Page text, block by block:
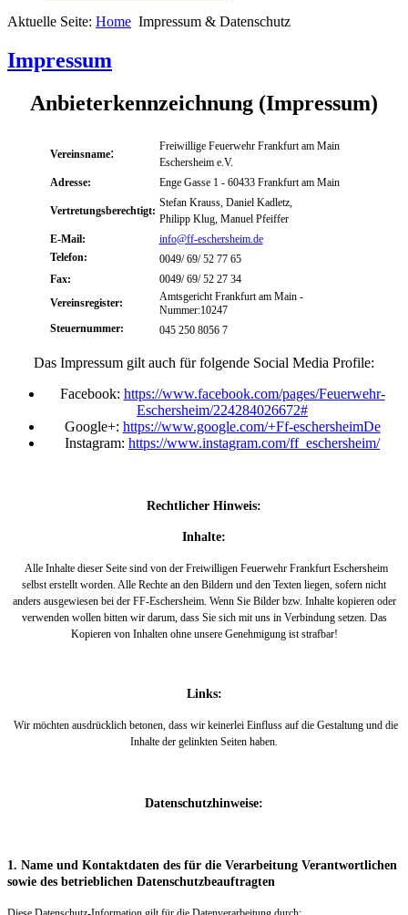
Aktuelle Seite: Home Impressum & Datenschutz
Impressum
Anbieterkennzeichnung (Impressum)
Vereinsname:
Freiwillige Feuerwehr Frankfurt am Main
Eschersheim e.V.
Adresse:
Enge Gasse 1 - 60433 Frankfurt am Main
Vertretungsberechtigt:
Stefan Krauss, Daniel Kadletz,
Philipp Klug, Manuel Pfeiffer
E-Mail:
info@ff-eschersheim.de
Telefon:
0049/ 69/ 52 77 65
Fax:
0049/ 69/ 52 27 34
Vereinsregister:
Amtsgericht Frankfurt am Main -
Nummer:10247
Steuernummer:
045 250 8056 7
Das Impressum gilt auch für folgende Social Media Profile:
Facebook: https://www.facebook.com/pages/Feuerwehr-
Eschersheim/224284026672#
Google+: https://www.google.com/+Ff-eschersheimDe
Instagram: https://www.instagram.com/ff_eschersheim/
Rechtlicher Hinweis:
Inhalte:
Alle Inhalte dieser Seite sind von der Freiwilligen Feuerwehr Frankfurt Eschersheim
selbst erstellt worden. Alle Rechte an den Bildern und den Texten liegen, sofern nicht
anders ausgewiesen bei der FF-Eschersheim. Wenn Sie Bilder bzw. Inhalte kopieren oder
verwenden wollen bitten wir darum, dass Sie sich mit uns in Verbindung setzen. Das
Kopieren von Inhalten ohne unsere Genehmigung ist strafbar!
Links:
Wir möchten ausdrücklich betonen, dass wir keinerlei Einfluss auf die Gestaltung und die
Inhalte der gelinkten Seiten haben.
Datenschutzhinweise:
1. Name und Kontaktdaten des für die Verarbeitung Verantwortlichen
sowie des betrieblichen Datenschutzbeauftragten